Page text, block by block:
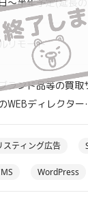
リモート
ランド品等の買取
WEBディレクター
社内、社外の調整業
スティング広告
WordPress